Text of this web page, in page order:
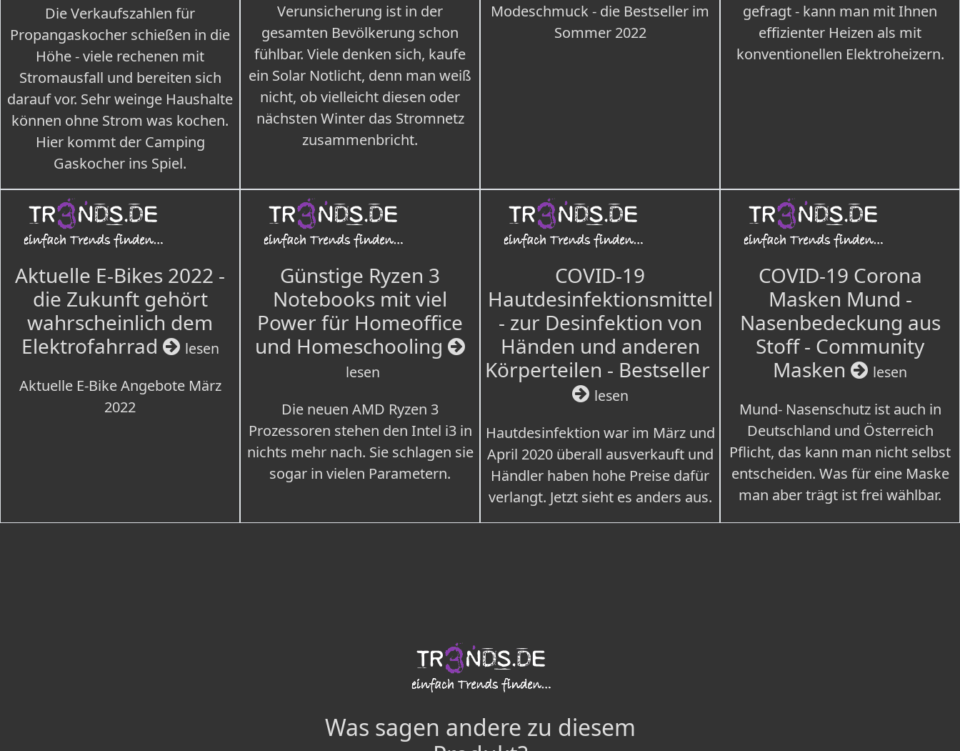
Die Verkaufszahlen für
Propangaskocher schießen in die
Höhe - viele rechenen mit
Stromausfall und bereiten sich
darauf vor. Sehr weinge Haushalte
können ohne Strom was kochen.
Hier kommt der Camping
Gaskocher ins Spiel.
Verunsicherung ist in der
gesamten Bevölkerung schon
fühlbar. Viele denken sich, kaufe
ein Solar Notlicht, denn man weiß
nicht, ob vielleicht diesen oder
nächsten Winter das Stromnetz
zusammenbricht.
Modeschmuck - die Bestseller im
Sommer 2022
gefragt - kann man mit Ihnen
effizienter Heizen als mit
konventionellen Elektroheizern.
Aktuelle E-Bikes 2022 -
die Zukunft gehört
wahrscheinlich dem
Elektrofahrrad
lesen
Aktuelle E-Bike Angebote März
2022
Günstige Ryzen 3
Notebooks mit viel
Power für Homeoffice
und Homeschooling
lesen
Die neuen AMD Ryzen 3
Prozessoren stehen den Intel i3 in
nichts mehr nach. Sie schlagen sie
sogar in vielen Parametern.
COVID-19
Hautdesinfektionsmittel
- zur Desinfektion von
Händen und anderen
Körperteilen - Bestseller
lesen
Hautdesinfektion war im März und
April 2020 überall ausverkauft und
Händler haben hohe Preise dafür
verlangt. Jetzt sieht es anders aus.
COVID-19 Corona
Masken Mund -
Nasenbedeckung aus
Stoff - Community
Masken
lesen
Mund- Nasenschutz ist auch in
Deutschland und Österreich
Pflicht, das kann man nicht selbst
entscheiden. Was für eine Maske
man aber trägt ist frei wählbar.
Was sagen andere zu diesem